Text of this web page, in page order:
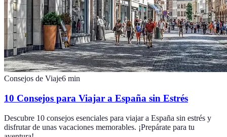
Consejos de Viaje6 min
10 Consejos para Viajar a España sin Estrés
Descubre 10 consejos esenciales para viajar a España sin estrés y
disfrutar de unas vacaciones memorables. ¡Prepárate para tu